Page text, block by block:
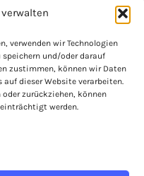
verwenden wir Technologien
und/oder darauf
zustimmen, können wir Daten
auf dieser Website verarbeiten.
zurückziehen, können
werden.
zusammen,